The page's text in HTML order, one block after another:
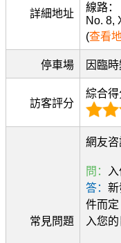
詳細地址
線路：
No. 8,
(查看
停車場 因臨
訪客評分
綜合得
常見問題
網友咨
問：
答： 新
件而
入您